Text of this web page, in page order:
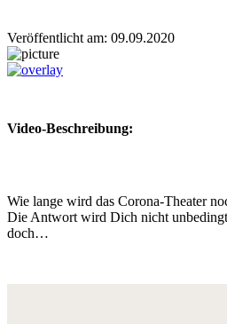
Veröffentlicht am: 09.09.2020
Video-Beschreibung:
Wie lange wird das Corona-Theater
Die Antwort wird Dich nicht
doch…